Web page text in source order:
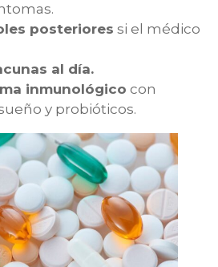
posteriores si el médico
al día.
inmunológico con
y probióticos.